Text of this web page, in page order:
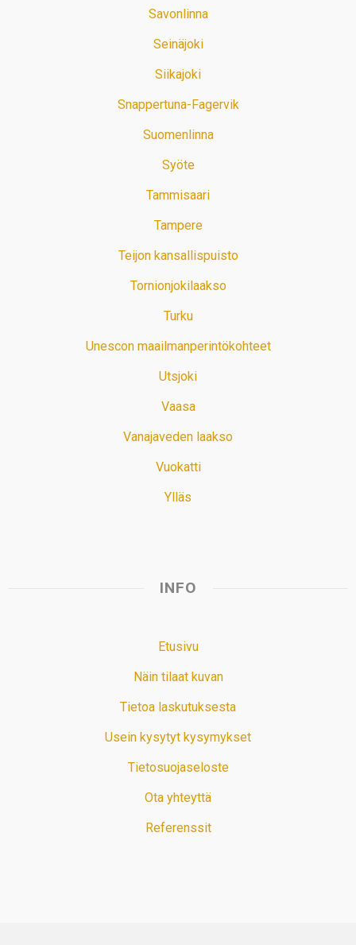
Savonlinna
Seinäjoki
Siikajoki
Snappertuna-Fagervik
Suomenlinna
Syöte
Tammisaari
Tampere
Teijon kansallispuisto
Tornionjokilaakso
Turku
Unescon maailmanperintökohteet
Utsjoki
Vaasa
Vanajaveden laakso
Vuokatti
Ylläs
INFO
Etusivu
Näin tilaat kuvan
Tietoa laskutuksesta
Usein kysytyt kysymykset
Tietosuojaseloste
Ota yhteyttä
Referenssit